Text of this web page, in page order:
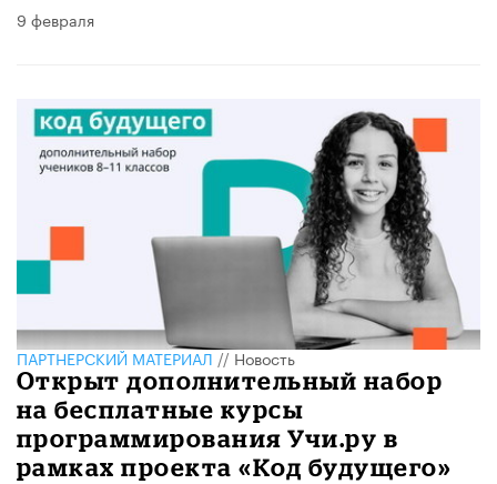
9 февраля
ПАРТНЕРСКИЙ МАТЕРИАЛ//Новость
Открыт дополнительный набор
на бесплатные курсы
программирования Учи.ру в
рамках проекта «Код будущего»